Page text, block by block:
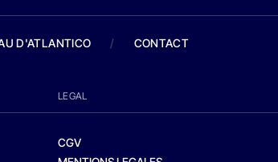
D'ATLANTICO / CONTACT
LEGAL
CGV